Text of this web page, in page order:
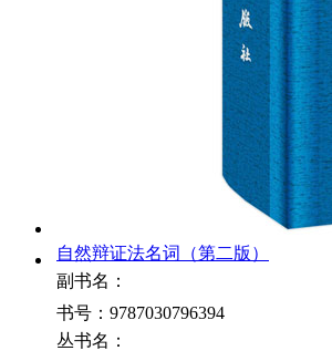
自然辩证法名词（第二版）
副书名：
书号：9787030796394
丛书名：